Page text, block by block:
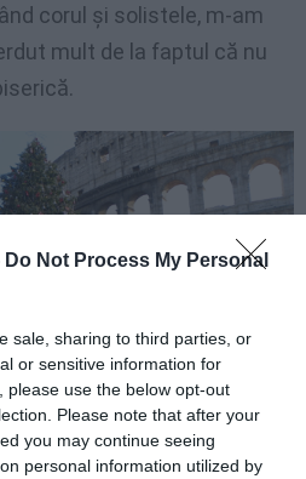
Do Not Process My Personal
sale, sharing to third parties, or
or sensitive information for
please use the below opt-out
Please note that after your
you may continue seeing
personal information utilized by
corul şi solistele, m-am
mult de la faptul că nu